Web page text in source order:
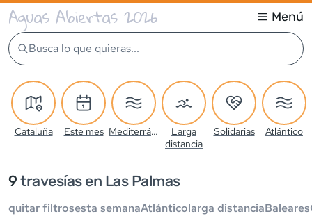
Aguas Abiertas 2026 Menú
Busca lo que quieras...
Cataluña Este mes Mediterráneo
Larga
distancia
Solidarias Atlántico
9 travesías en Las Palmas
quitar filtrosesta semanaAtlánticolarga distanciaBaleares